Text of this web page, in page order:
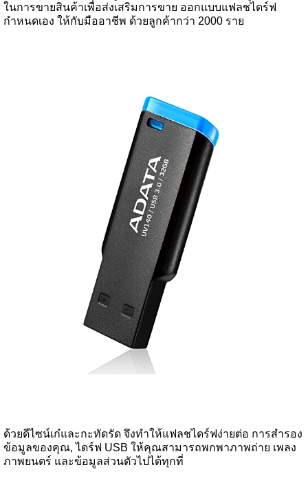
ในการขายสินค้าเพื่อส่งเสริมการขาย ออกแบบแฟลชไดร์ฟ
กำหนดเอง ให้กับมืออาชีพ ด้วยลูกค้ากว่า 2000 ราย
ด้วยดีไซน์เก๋และกะทัดรัด จึงทำให้แฟลชไดร์ฟง่ายต่อ การสำรอง
ข้อมูลของคุณ, ไดร์ฟ USB ให้คุณสามารถพกพาภาพถ่าย เพลง
ภาพยนตร์ และข้อมูลส่วนตัวไปได้ทุกที่